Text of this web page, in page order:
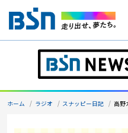
ホーム
テレビ
ホーム ラジオ スナッピー日記 高